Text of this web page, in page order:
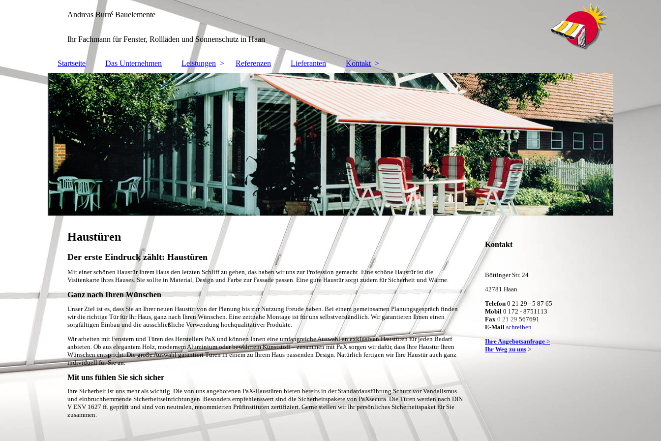
Andreas Burré Bauelemente
Ihr Fachmann für Fenster, Rollläden und Sonnenschutz in Haan
Startseite Das Unternehmen Leistungen Referenzen Lieferanten Kontakt
Haustüren
Der erste Eindruck zählt: Haustüren
Mit einer schönen Haustür Ihrem Haus den letzten Schliff zu geben, das haben wir uns zur Profession gemacht. Eine schöne Haustür ist die
Visitenkarte Ihres Hauses. Sie sollte in Material, Design und Farbe zur Fassade passen. Eine gute Haustür sorgt zudem für Sicherheit und Wärme.
Ganz nach Ihren Wünschen
Unser Ziel ist es, dass Sie an Ihrer neuen Haustür von der Planung bis zur Nutzung Freude haben. Bei einem gemeinsamen Planungsgespräch finden
wir die richtige Tür für Ihr Haus, ganz nach Ihren Wünschen. Eine zeitnahe Montage ist für uns selbstverständlich. Wir garantieren Ihnen einen
sorgfältigen Einbau und die ausschließliche Verwendung hochqualitativer Produkte.
Wir arbeiten mit Fenstern und Türen des Herstellers PaX und können Ihnen eine umfangreiche Auswahl an exklusiven Haustüren für jeden Bedarf
anbieten. Ob aus elegantem Holz, modernem Aluminium oder bewährtem Kunststoff – zusammen mit PaX sorgen wir dafür, dass Ihre Haustür Ihren
Wünschen entspricht. Die große Auswahl garantiert Türen in einem zu Ihrem Haus passenden Design. Natürlich fertigen wir Ihre Haustür auch ganz
individuell für Sie an.
Mit uns fühlen Sie sich sicher
Ihre Sicherheit ist uns mehr als wichtig. Die von uns angebotenen PaX-Haustüren bieten bereits in der Standardausführung Schutz vor Vandalismus
und einbruchhemmende Sicherheitseinrichtungen. Besonders empfehlenswert sind die Sicherheitspakete von PaXsecura. Die Türen werden nach DIN
V ENV 1627 ff. geprüft und sind von neutralen, renommierten Prüfinstituten zertifiziert. Gerne stellen wir Ihr persönliches Sicherheitspaket für Sie
zusammen.
Kontakt
Böttinger Str. 24
42781 Haan
Telefon 0 21 29 - 5 87 65
Mobil 0 172 - 8751113
Fax 0 21 29 567691
E-Mail schreiben
Ihre Angebotsanfrage >
Ihr Weg zu uns >